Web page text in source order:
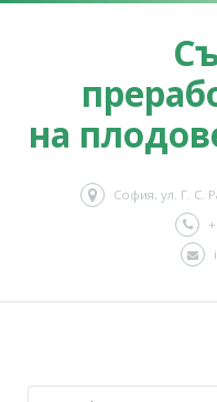
на
София, ул. Г. С.